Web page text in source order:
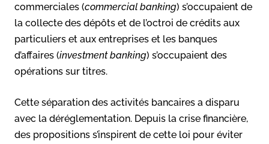
commerciales (commercial banking) s’occupaient de
la collecte des dépôts et de l’octroi de crédits aux
particuliers et aux entreprises et les banques
d’affaires (investment banking) s’occupaient des
opérations sur titres.
Cette séparation des activités bancaires a disparu
avec la déréglementation. Depuis la crise financière,
des propositions s’inspirent de cette loi pour éviter